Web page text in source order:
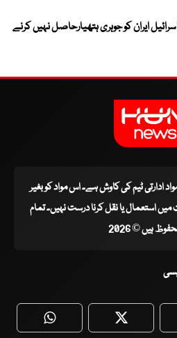
ایران کو جوہری ہتھیارحاصل نہیں کرنے
ادارتی ٹیم کی کاوش ہے۔ اس مواد کو بغیر
استعمال یا نقل کرنا درست نہیں۔ تمام
ہیں © 2026
WhatsApp Twitter